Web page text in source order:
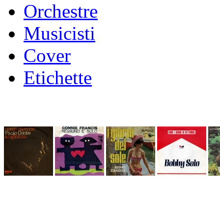
Orchestre
Musicisti
Cover
Etichette